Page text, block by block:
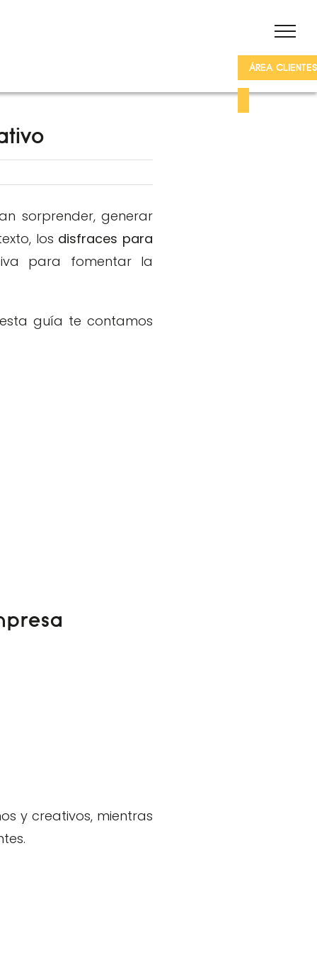
ÁREA CLIENTES
sorprender, generar
los disfraces para
para fomentar la
guía te contamos
y creativos, mientras